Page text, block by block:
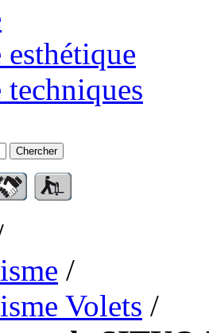
techniques
Chercher
/
Volets /